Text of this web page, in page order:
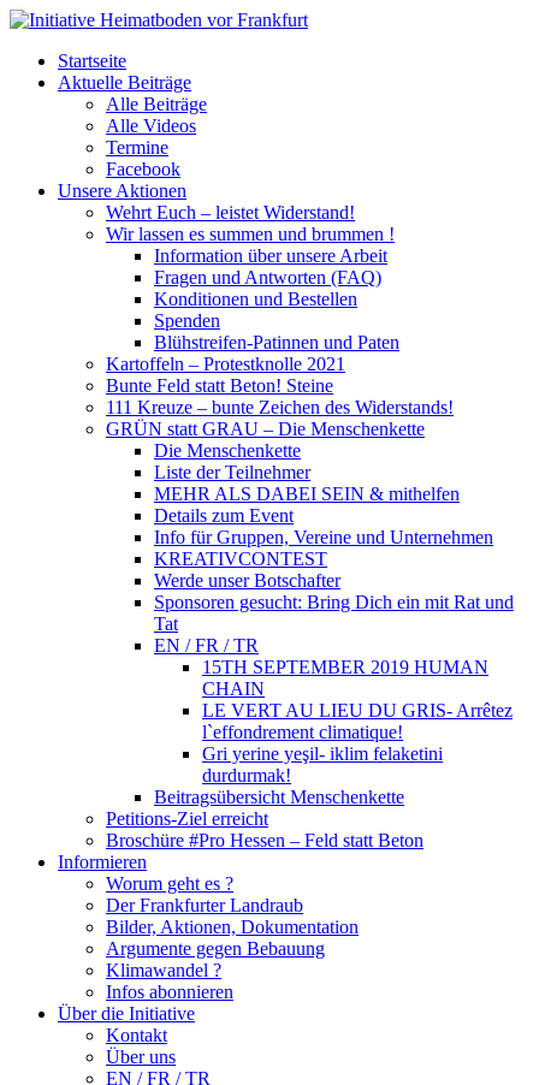
Startseite
Aktuelle Beiträge
Alle Beiträge
Alle Videos
Termine
Facebook
Unsere Aktionen
Wehrt Euch – leistet Widerstand!
Wir lassen es summen und brummen !
Information über unsere Arbeit
Fragen und Antworten (FAQ)
Konditionen und Bestellen
Spenden
Blühstreifen-Patinnen und Paten
Kartoffeln – Protestknolle 2021
Bunte Feld statt Beton! Steine
111 Kreuze – bunte Zeichen des Widerstands!
GRÜN statt GRAU – Die Menschenkette
Die Menschenkette
Liste der Teilnehmer
MEHR ALS DABEI SEIN & mithelfen
Details zum Event
Info für Gruppen, Vereine und Unternehmen
KREATIVCONTEST
Werde unser Botschafter
Sponsoren gesucht: Bring Dich ein mit Rat und
Tat
EN / FR / TR
15TH SEPTEMBER 2019 HUMAN
CHAIN
LE VERT AU LIEU DU GRIS- Arrêtez
l`effondrement climatique!
Gri yerine yeşil- iklim felaketini
durdurmak!
Beitragsübersicht Menschenkette
Petitions-Ziel erreicht
Broschüre #Pro Hessen – Feld statt Beton
Informieren
Worum geht es ?
Der Frankfurter Landraub
Bilder, Aktionen, Dokumentation
Argumente gegen Bebauung
Klimawandel ?
Infos abonnieren
Über die Initiative
Kontakt
Über uns
EN / FR / TR